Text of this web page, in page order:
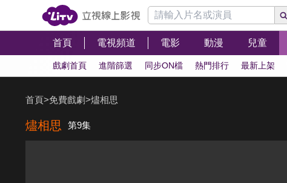
首頁 電視頻道 電影 動漫 兒童
戲劇首頁 進階篩選 同步ON檔 熱門排行 最新上架
首頁>免費戲劇>燼相思
燼相思 第9集